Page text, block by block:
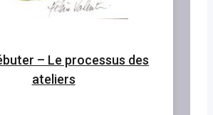
– Le processus des
ateliers